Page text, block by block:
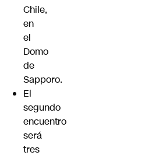
Chile,
en
el
Domo
de
Sapporo.
El
segundo
encuentro
será
tres